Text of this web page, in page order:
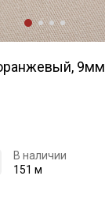
9мм
В наличии
151 м